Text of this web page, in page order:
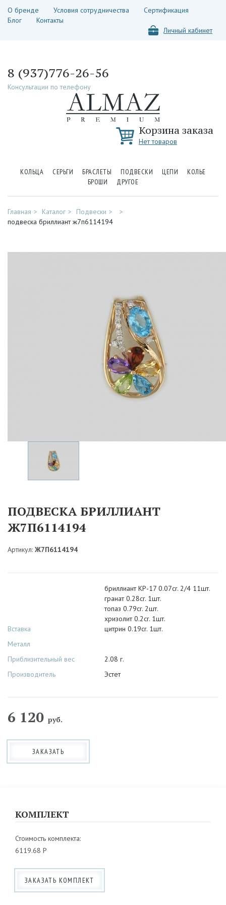
О бренде Условия сотрудничества
Сертификация
Блог
Контакты
Личный кабинет
8 (937)776-26-56
Консультации по телефону
Корзина заказа
Нет товаров
КОЛЬЦА СЕРЬГИ БРАСЛЕТЫ ПОДВЕСКИ ЦЕПИ
КОЛЬЕ
БРОШИ
ДРУГОЕ
Главная Каталог
Подвески
подвеска бриллиант ж7п6114194
ПОДВЕСКА БРИЛЛИАНТ
Ж7П6114194
Артикул: Ж7П6114194
Вставка
Металл
Приблизительный вес
Производитель
бриллиант КР-17 0.07cr. 2/4 11шт.
гранат 0.28cr. 1шт.
топаз 0.79cr. 2шт.
хризолит 0.2cr. 1шт.
цитрин 0.19cr. 1шт.
2.08 г.
Эстет
6 120 руб.
ЗАКАЗАТЬ
КОМПЛЕКТ
Стоимость комплекта:
6119.68 Р
ЗАКАЗАТЬ КОМПЛЕКТ